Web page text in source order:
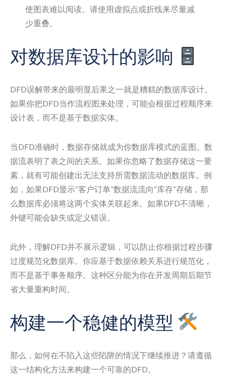
使图表难以阅读。请使用虚拟点或折线来尽量减
少重叠。
对数据库设计的影响
DFD误解带来的最明显后果之一就是糟糕的数据库设计。
如果你把DFD当作流程图来处理，可能会根据过程顺序来
设计表，而不是基于数据实体。
当DFD准确时，数据存储就成为你数据库模式的蓝图。数
据流表明了表之间的关系。如果你忽略了数据存储这一要
素，就有可能创建出无法支持所需数据流动的数据库。例
如，如果DFD显示“客户订单”数据流流向“库存”存储，那
么数据库必须将这两个实体关联起来。如果DFD不清晰，
外键可能会缺失或定义错误。
此外，理解DFD并不展示逻辑，可以防止你根据过程步骤
过度规范化数据库。你应基于数据依赖关系进行规范化，
而不是基于事务顺序。这种区分能为你在开发周期后期节
省大量重构时间。
构建一个稳健的模型
那么，如何在不陷入这些陷阱的情况下继续推进？请遵循
这一结构化方法来构建一个可靠的DFD。